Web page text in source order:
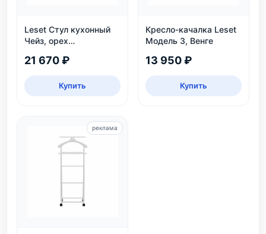
Leset Стул кухонный
Чейз, орех
21 670 ₽
Купить
Кресло-качалка Leset
Модель 3, Венге
13 950 ₽
Купить
реклама